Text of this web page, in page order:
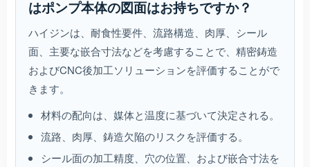
はポンプ本体の図面はお持ちですか？
ハイジンは、耐食性要件、流路構造、肉厚、シール
面、主要な嵌合寸法などを考慮することで、精密鋳造
およびCNC後加工ソリューションを評価することがで
きます。
材料の配向は、媒体と温度に基づいて決定される。
流路、肉厚、鋳造欠陥のリスクを評価する。
シール面の加工精度、穴の位置、および嵌合寸法を